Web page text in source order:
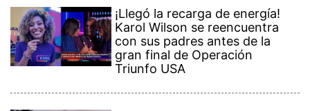
¡Llegó la recarga de energía!
Karol Wilson se reencuentra
con sus padres antes de la
gran final de Operación
Triunfo USA